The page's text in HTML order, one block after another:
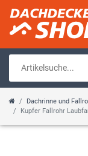
Dachrinne und
Kupfer Fallrohr